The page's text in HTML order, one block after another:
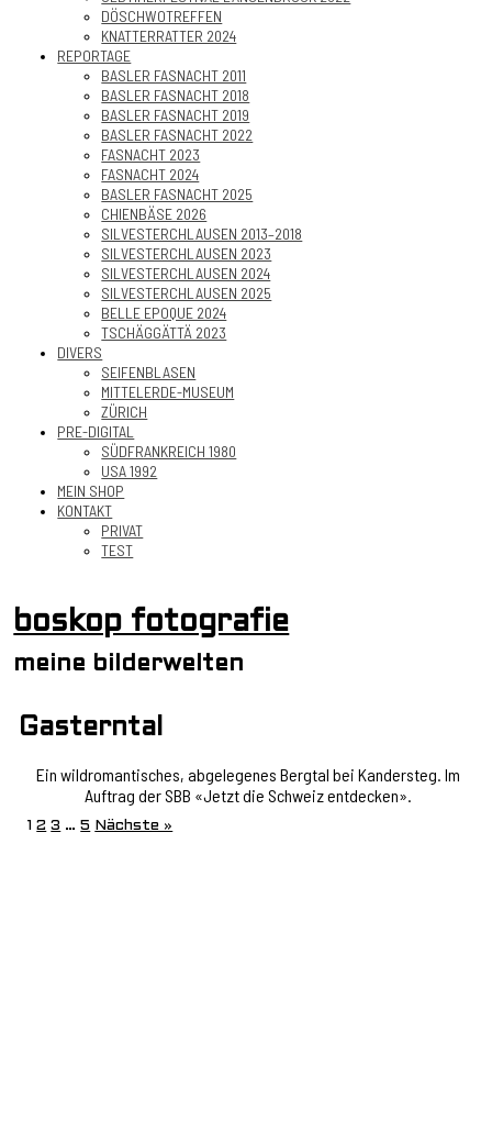
DÖSCHWOTREFFEN
KNATTERRATTER 2024
REPORTAGE
BASLER FASNACHT 2011
BASLER FASNACHT 2018
BASLER FASNACHT 2019
BASLER FASNACHT 2022
FASNACHT 2023
FASNACHT 2024
BASLER FASNACHT 2025
CHIENBÄSE 2026
SILVESTERCHLAUSEN 2013–2018
SILVESTERCHLAUSEN 2023
SILVESTERCHLAUSEN 2024
SILVESTERCHLAUSEN 2025
BELLE EPOQUE 2024
TSCHÄGGÄTTÄ 2023
DIVERS
SEIFENBLASEN
MITTELERDE-MUSEUM
ZÜRICH
PRE-DIGITAL
SÜDFRANKREICH 1980
USA 1992
MEIN SHOP
KONTAKT
PRIVAT
TEST
boskop fotografie
meine bilderwelten
Gasterntal
Ein wildromantisches, abgelegenes Bergtal bei Kandersteg. Im
Auftrag der SBB «Jetzt die Schweiz entdecken».
1 2 3 … 5 Nächste »